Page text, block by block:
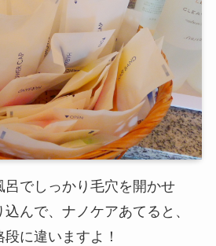
でしっかり毛穴を開かせ
んで、ナノケアあてると、
に違いますよ！